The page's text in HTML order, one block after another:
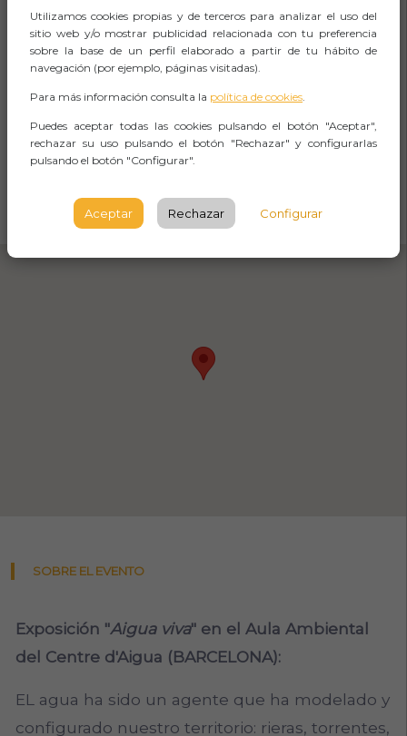
SOBRE EL EVENTO
Exposición "Aigua viva" en el Aula Ambiental
del Centre d'Aigua (BARCELONA):
EL agua ha sido un agente que ha modelado y
configurado nuestro territorio: rieras, torrentes,
C Garbí, 2
BARCELONA
Abrir Navegación
Utilizamos cookies propias y de terceros para analizar el uso del
sitio web y/o mostrar publicidad relacionada con tu preferencia
sobre la base de un perfil elaborado a partir de tu hábito de
navegación (por ejemplo, páginas visitadas).
Para más información consulta la política de cookies
Puedes aceptar todas las cookies pulsando el botón "Aceptar",
rechazar su uso pulsando el botón "Rechazar" y configurarlas
pulsando el botón "Configurar".
Aceptar Rechazar Configurar